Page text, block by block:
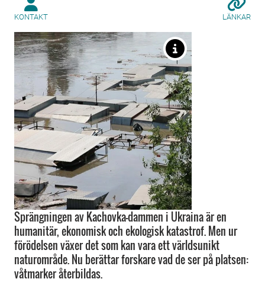
KONTAKT LÄNKAR
Sprängningen av Kachovka-dammen i Ukraina är en
humanitär, ekonomisk och ekologisk katastrof. Men ur
förödelsen växer det som kan vara ett världsunikt
naturområde. Nu berättar forskare vad de ser på platsen:
våtmarker återbildas.